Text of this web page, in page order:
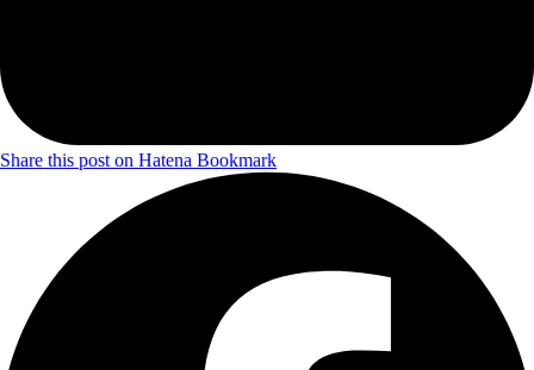
Share this post on Hatena Bookmark